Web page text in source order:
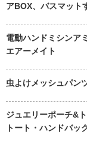
アBOX、バスマット
電動ハンドミシンア
エアーメイト
虫よけメッシュパン
ジュエリーポーチ&
トート・ハンドバッ